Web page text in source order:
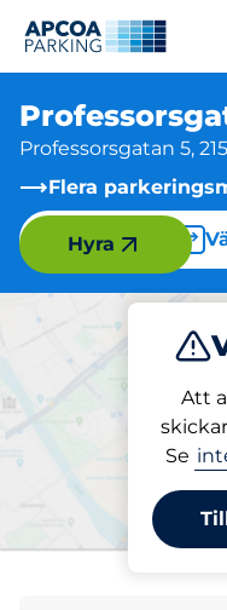
Professorsgatan 5,
Flera
Att
Se
Hyra